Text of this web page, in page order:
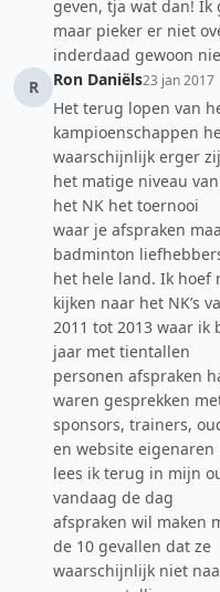
geven, tja wat dan!
maar pieker er niet
inderdaad gewoon
R
Ron Daniëls23 jan 2017
Het terug lopen van
kampioenschappen
waarschijnlijk erger
het matige niveau
het NK het toernooi
waar je afspraken
badminton
het hele land. Ik hoef
kijken naar het NK’s
2011 tot 2013 waar ik
jaar met tientallen
personen afspraken
waren gesprekken
sponsors, trainers,
en website eigenaren
lees ik terug in mijn
vandaag de dag
afspraken wil maken
de 10 gevallen dat ze
waarschijnlijk niet